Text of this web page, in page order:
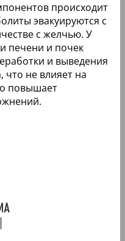
происходит
эвакуируются с
с желчью. У
печени и почек
и выведения
что не влияет на
повышает